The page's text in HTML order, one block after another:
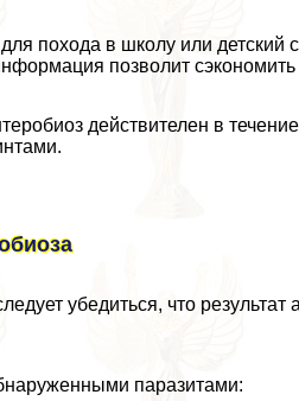
похода в школу или детский
позволит
действителен в
убедиться, что
паразитами: